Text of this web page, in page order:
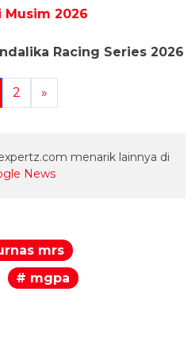
Musim 2026
Racing Series 2026
2 »
menarik lainnya di
News
mrs
# mgpa